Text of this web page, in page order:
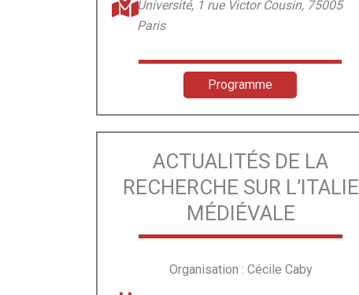
Université, 1 rue Victor Cousin, 75005
Paris
Programme
ACTUALITÉS DE LA
RECHERCHE SUR L’ITALIE
MÉDIÉVALE
Organisation : Cécile Caby